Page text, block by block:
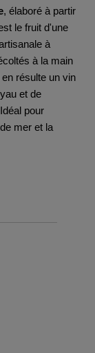
, élaboré à partir
le fruit d'une
à
à la main
résulte un vin
et de
pour
mer et la